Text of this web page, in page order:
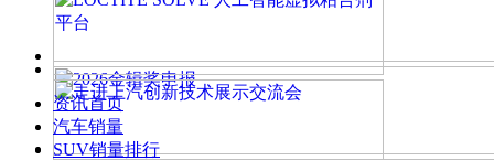
资讯首页
汽车销量
SUV销量排行